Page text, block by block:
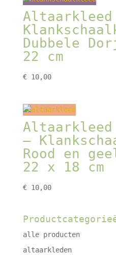
Dubbele
22 cm
€10,00
–
Rood en
22 x 18 cm
€10,00
alle producten
altaarkleden